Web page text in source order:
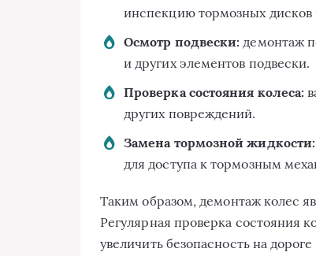
инспекцию тормозных дисков
Осмотр подвески: демонтаж
и других элементов подвески.
Проверка состояния колеса:
других повреждений.
Замена тормозной жидкости:
для доступа к тормозным
Таким образом, демонтаж колес
Регулярная проверка состояния
увеличить безопасность на